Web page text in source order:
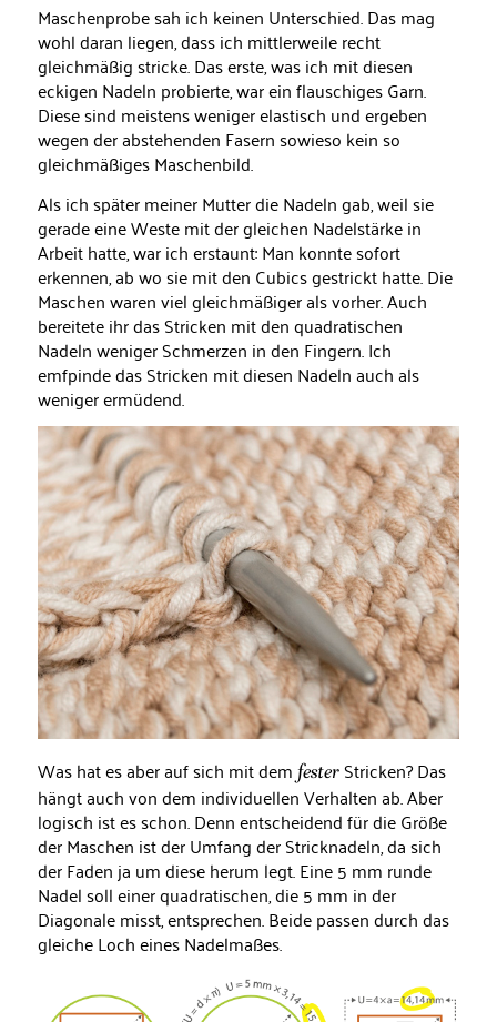
Maschenprobe sah ich keinen Unterschied. Das mag
wohl daran liegen, dass ich mittlerweile recht
gleichmäßig stricke. Das erste, was ich mit diesen
eckigen Nadeln probierte, war ein flauschiges Garn.
Diese sind meistens weniger elastisch und ergeben
wegen der abstehenden Fasern sowieso kein so
gleichmäßiges Maschenbild.
Als ich später meiner Mutter die Nadeln gab, weil sie
gerade eine Weste mit der gleichen Nadelstärke in
Arbeit hatte, war ich erstaunt: Man konnte sofort
erkennen, ab wo sie mit den Cubics gestrickt hatte. Die
Maschen waren viel gleichmäßiger als vorher. Auch
bereitete ihr das Stricken mit den quadratischen
Nadeln weniger Schmerzen in den Fingern. Ich
emfpinde das Stricken mit diesen Nadeln auch als
weniger ermüdend.
Was hat es aber auf sich mit dem festerStricken? Das
hängt auch von dem individuellen Verhalten ab. Aber
logisch ist es schon. Denn entscheidend für die Größe
der Maschen ist der Umfang der Stricknadeln, da sich
der Faden ja um diese herum legt. Eine 5 mm runde
Nadel soll einer quadratischen, die 5 mm in der
Diagonale misst, entsprechen. Beide passen durch das
gleiche Loch eines Nadelmaßes.